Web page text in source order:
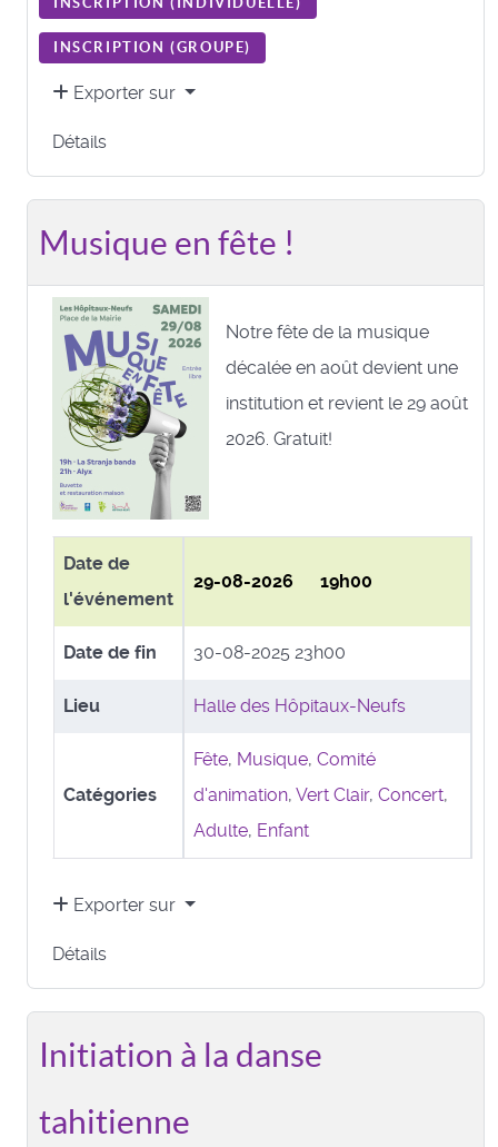
INSCRIPTION (GROUPE)
Exporter sur
Détails
Musique en fête !
Notre fête de la musique
décalée en août devient une
institution et revient le 29 août
2026. Gratuit!
Date de
l'événement
29-08-2026 19h00
Date de fin 30-08-2025 23h00
Lieu Halle des Hôpitaux-Neufs
Catégories
Fête, Musique, Comité
d'animation, Vert Clair, Concert,
Adulte, Enfant
Exporter sur
Détails
Initiation à la danse
tahitienne